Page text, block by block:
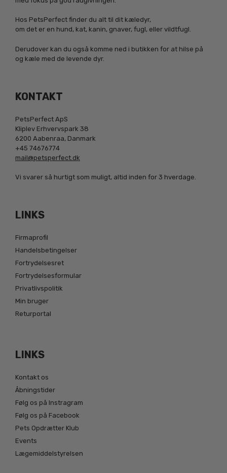
Hos PetsPerfect finder du alt til dit kæledyr,
om det er en hund, kat, kanin, gnaver, fugl, eller vildtfugl.
Derudover kan du også komme ned i butikken for at hilse på
og kæle med de levende dyr.
KONTAKT
PetsPerfect ApS
Kliplev Erhvervspark 38
6200 Aabenraa, Danmark
+45 74676774
mail@petsperfect.dk
Vi svarer så hurtigt som muligt, altid inden for 3 hverdage.
LINKS
Firmaprofil
Handelsbetingelser
Fortrydelsesret
Fortrydelsesformular
Privatlivspolitik
Min bruger
Returportal
LINKS
Kontakt os
Åbningstider
Følg os på Instragram
Følg os på Facebook
Pets Opdrætter Klub
Events
Lægemiddelstyrelsen